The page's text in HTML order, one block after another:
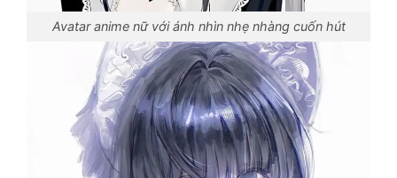
Avatar anime nữ với ánh nhìn nhẹ nhàng cuốn hút